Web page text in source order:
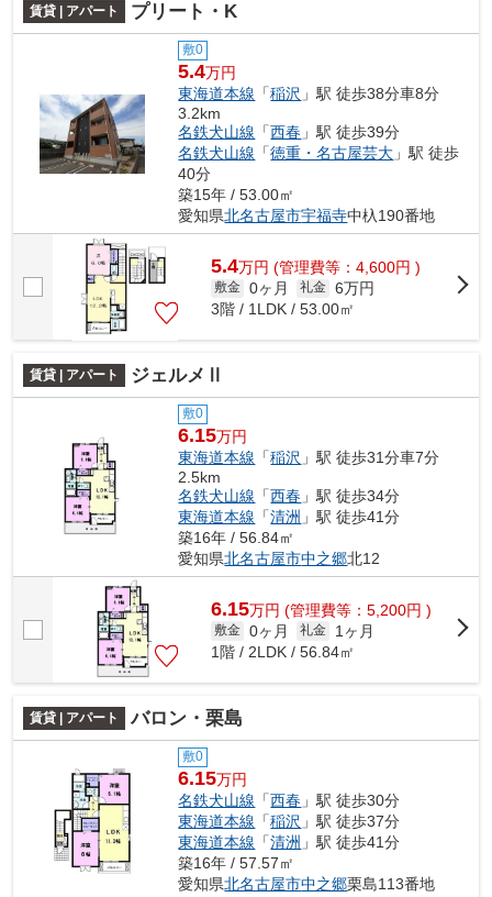
賃貸 | アパート プリート・K
敷0
5.4万円
東海道本線 「稲沢 」駅 徒歩38分車8分
3.2km
名鉄犬山線 「西春 」駅 徒歩39分
名鉄犬山線 「徳重・名古屋芸大 」駅 徒歩
40分
築15年 / 53.00㎡
愛知県北名古屋市宇福寺中杁190番地
5.4万円 (管理費等：4,600円 )
敷金 0ヶ月 礼金 6万円
3階 / 1LDK / 53.00㎡
賃貸 | アパート ジェルメⅡ
敷0
6.15万円
東海道本線 「稲沢 」駅 徒歩31分車7分
2.5km
名鉄犬山線 「西春 」駅 徒歩34分
東海道本線 「清洲 」駅 徒歩41分
築16年 / 56.84㎡
愛知県北名古屋市中之郷北12
6.15万円 (管理費等：5,200円 )
敷金 0ヶ月 礼金
1ヶ月
1階 / 2LDK / 56.84㎡
賃貸 | アパート バロン・栗島
敷0
6.15万円
名鉄犬山線 「西春 」駅 徒歩30分
東海道本線 「稲沢 」駅 徒歩37分
東海道本線 「清洲 」駅 徒歩41分
築16年 / 57.57㎡
愛知県北名古屋市中之郷栗島113番地